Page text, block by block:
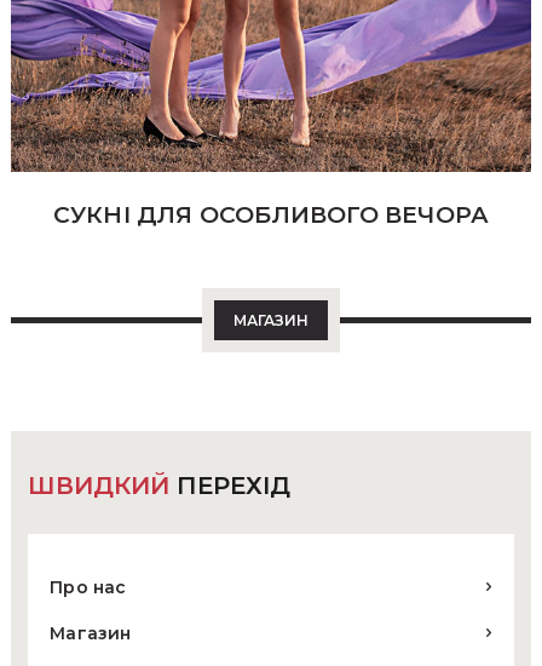
СУКНІ ДЛЯ ОСОБЛИВОГО ВЕЧОРА
МАГАЗИН
ШВИДКИЙ ПЕРЕХІД
Про нас
Магазин